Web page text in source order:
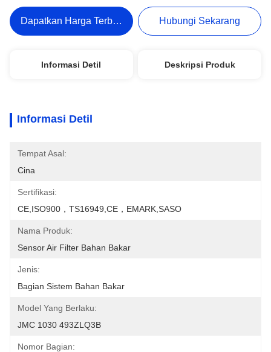
Dapatkan Harga Terbaik Hubungi Sekarang
Informasi Detil Deskripsi Produk
Informasi Detil
Tempat Asal:
Cina
Sertifikasi:
CE,ISO900，TS16949,CE，EMARK,SASO
Nama Produk:
Sensor Air Filter Bahan Bakar
Jenis:
Bagian Sistem Bahan Bakar
Model Yang Berlaku:
JMC 1030 493ZLQ3B
Nomor Bagian: